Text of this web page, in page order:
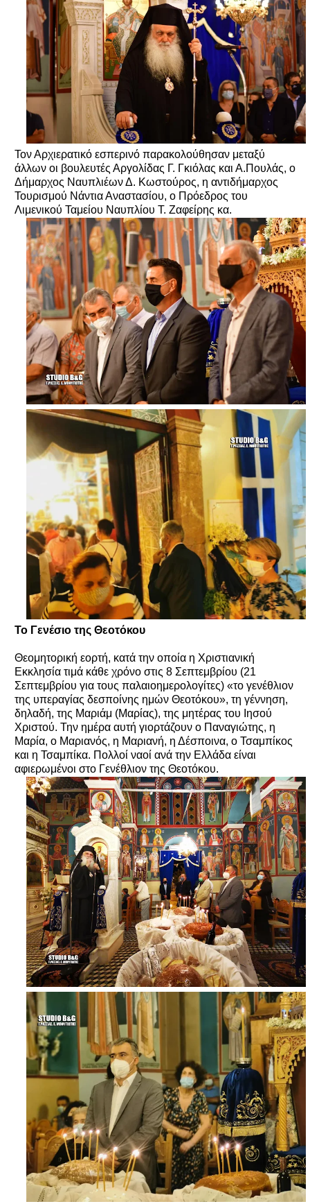
Τον Αρχιερατικό εσπερινό παρακολούθησαν μεταξύ
άλλων οι βουλευτές Αργολίδας Γ. Γκιόλας και Α.Πουλάς, ο
Δήμαρχος Ναυπλιέων Δ. Κωστούρος, η αντιδήμαρχος
Τουρισμού Νάντια Αναστασίου, ο Πρόεδρος του
Λιμενικού Ταμείου Ναυπλίου Τ. Ζαφείρης κα.
Το Γενέσιο της Θεοτόκου
Θεομητορική εορτή, κατά την οποία η Χριστιανική
Εκκλησία τιμά κάθε χρόνο στις 8 Σεπτεμβρίου (21
Σεπτεμβρίου για τους παλαιοημερολογίτες) «το γενέθλιον
της υπεραγίας δεσποίνης ημών Θεοτόκου», τη γέννηση,
δηλαδή, της Μαριάμ (Μαρίας), της μητέρας του Ιησού
Χριστού. Την ημέρα αυτή γιορτάζουν ο Παναγιώτης, η
Μαρία, ο Μαριανός, η Μαριανή, η Δέσποινα, ο Τσαμπίκος
και η Τσαμπίκα. Πολλοί ναοί ανά την Ελλάδα είναι
αφιερωμένοι στο Γενέθλιον της Θεοτόκου.